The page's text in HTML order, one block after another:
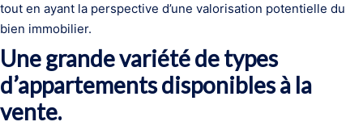
tout en ayant la perspective d’une valorisation potentielle du
bien immobilier.
Une grande variété de types
d’appartements disponibles à la
vente.